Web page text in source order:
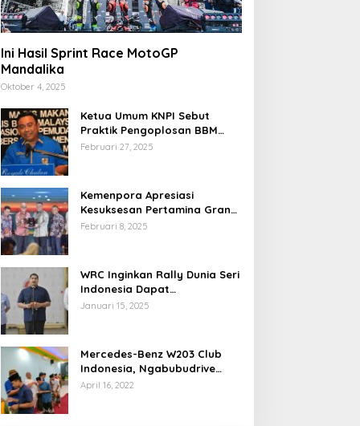
Ini Hasil Sprint Race MotoGP
Mandalika
Oktober 4, 2025
Ketua Umum KNPI Sebut
Praktik Pengoplosan BBM
Cederai Kepercayaan
Februari 27, 2025
Kemenpora Apresiasi
Kesuksesan Pertamina Grand
Prix of Indonesia 2024
Februari 8, 2025
WRC Inginkan Rally Dunia Seri
Indonesia Dapat
Terselenggara 2026
Januari 15, 2025
Mercedes-Benz W203 Club
Indonesia, Ngabubudrive
Ramadhan 2022
April 16, 2022